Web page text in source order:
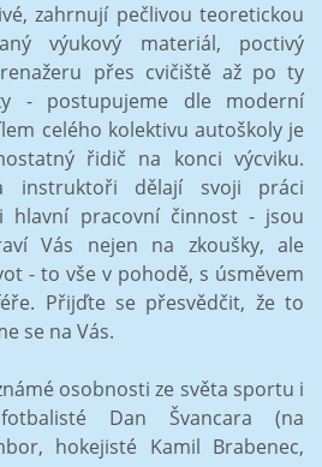
zahrnují pečlivou teoretickou
výukový materiál, poctivý
přes cvičiště až po ty
- postupujeme dle moderní
celého kolektivu autoškoly je
řidič na konci výcviku.
instruktoři dělají svoji práci
hlavní pracovní činnost - jsou
Vás nejen na zkoušky, ale
- to vše v pohodě, s úsměvem
Přijďte se přesvědčit, že to
se na Vás.
osobnosti ze světa sportu i
Dan Švancara (na
hokejisté Kamil Brabenec,